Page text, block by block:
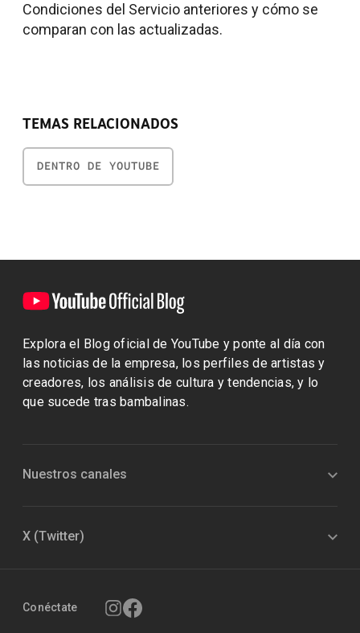
Condiciones del Servicio anteriores y cómo se
comparan con las actualizadas.
TEMAS RELACIONADOS
DENTRO DE YOUTUBE
Explora el Blog oficial de YouTube y ponte al día con
las noticias de la empresa, los perfiles de artistas y
creadores, los análisis de cultura y tendencias, y lo
que sucede tras bambalinas.
Nuestros canales
X (Twitter)
Conéctate